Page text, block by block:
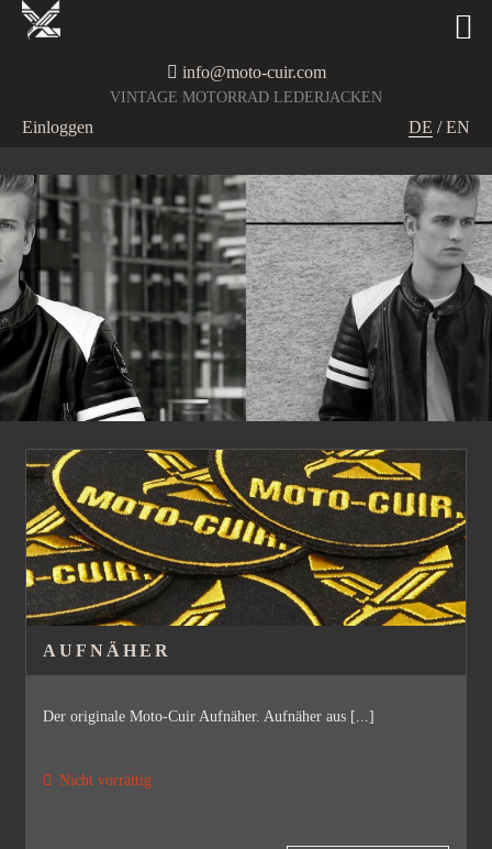
info@moto-cuir.com
VINTAGE MOTORRAD LEDERJACKEN
Einloggen DE /EN
AUFNÄHER
Der originale Moto-Cuir Aufnäher. Aufnäher aus [...]
Nicht vorrättig